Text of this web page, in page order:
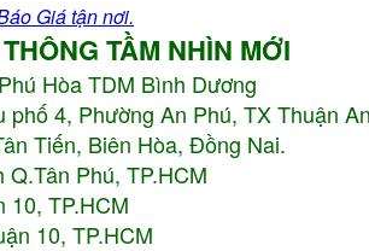
Giá tận nơi.
TẦM NHÌN MỚI
Hòa TDM Bình Dương
4, Phường An Phú, TX Thuận
Tiến, Biên Hòa, Đồng Nai.
Phú, TP.HCM
10, TP.HCM
10, TP.HCM